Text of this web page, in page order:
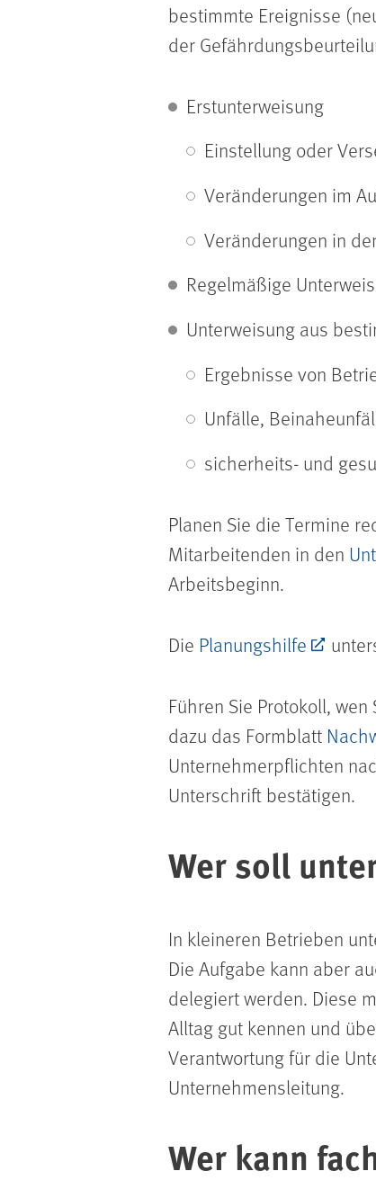
bestimmte Ereignisse (
der
Erstunterweisung
Einstellung oder
Veränderungen im
Veränderungen in
Regelmäßige
Unterweisung aus
Ergebnisse von
Unfälle,
sicherheits- und
Planen Sie die Termine
Mitarbeitenden in den
Arbeitsbeginn.
Die Planungshilfe
Führen Sie Protokoll,
dazu das Formblatt
Unternehmerpflichten
Unterschrift bestätigen.
Wer soll
In kleineren Betrieben
Die Aufgabe kann aber
delegiert werden. Diese
Alltag gut kennen und
Verantwortung für die
Unternehmensleitung.
Wer kann